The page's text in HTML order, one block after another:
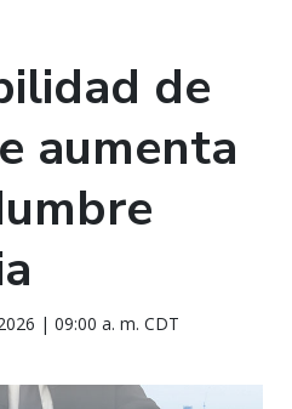
de
aumenta
| 09:00 a. m. CDT